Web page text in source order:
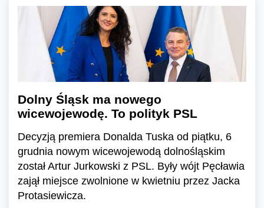
Dolny Śląsk ma nowego
wicewojewodę. To polityk PSL
Decyzją premiera Donalda Tuska od piątku, 6
grudnia nowym wicewojewodą dolnośląskim
został Artur Jurkowski z PSL. Były wójt Pęcławia
zajął miejsce zwolnione w kwietniu przez Jacka
Protasiewicza.